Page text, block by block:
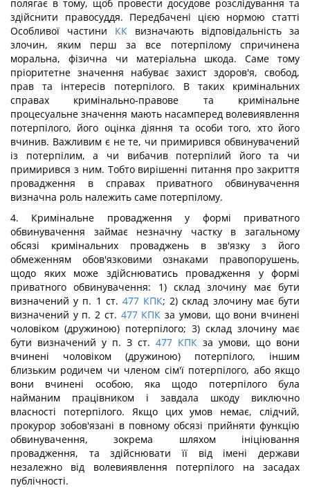
полягає в тому, щоб провести досудове розслідування та
здійснити правосуддя. Передбачені цією нормою статті
Особливої частини КК визначають відповідальність за
злочин, яким перш за все потерпілому спричинена
моральна, фізична чи матеріальна шкода. Саме тому
пріоритетне значення набуває захист здоров'я, свобод,
прав та інтересів потерпілого. В таких кримінальних
справах кримінально-правове та кримінальне
процесуальне значення мають насамперед волевиявлення
потерпілого, його оцінка діяння та особи того, хто його
вчинив. Важливим є не те, чи примирився обвинувачений
із потерпілим, а чи вибачив потерпілий його та чи
примирився з ним. Тобто вирішенні питання про закриття
провадження в справах приватного обвинувачення
визначна роль належить саме потерпілому.
4. Кримінальне провадження у формі приватного
обвинувачення займає незначну частку в загальному
обсязі кримінальних проваджень в зв'язку з його
обмеженням обов'язковими ознаками правопорушень,
щодо яких може здійснюватись провадження у формі
приватного обвинувачення: 1) склад злочину має бути
визначений у п. 1 ст. 477 КПК; 2) склад злочину має бути
визначений у п. 2 ст. 477 КПК за умови, що вони вчинені
чоловіком (дружиною) потерпілого; 3) склад злочину має
бути визначений у п. З ст. 477 КПК за умови, що вони
вчинені чоловіком (дружиною) потерпілого, іншим
близьким родичем чи членом сім'ї потерпілого, або якщо
вони вчинені особою, яка щодо потерпілого була
найманим працівником і завдала шкоду виключно
власності потерпілого. Якщо цих умов немає, слідчий,
прокурор зобов'язані в повному обсязі прийняти функцію
обвинувачення, зокрема шляхом ініціювання
провадження, та здійснювати її від імені держави
незалежно від волевиявлення потерпілого на засадах
публічності.